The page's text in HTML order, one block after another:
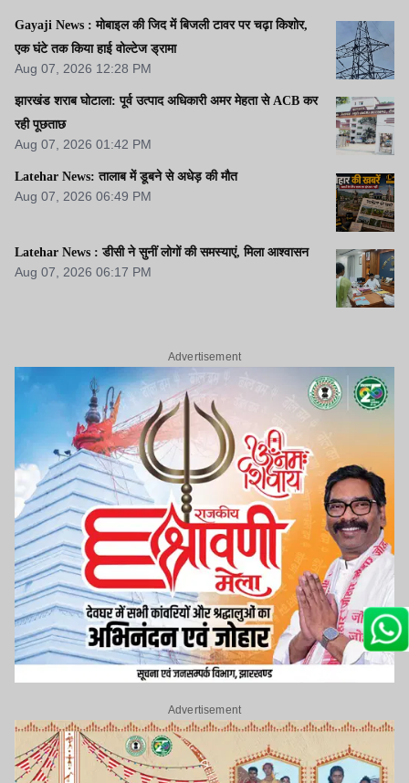
Gayaji News : मोबाइल की जिद में बिजली टावर पर चढ़ा किशोर,
एक घंटे तक किया हाई वोल्टेज ड्रामा
Aug 07, 2026 12:28 PM
झारखंड शराब घोटाला: पूर्व उत्पाद अधिकारी अमर मेहता से ACB कर
रही पूछताछ
Aug 07, 2026 01:42 PM
Latehar News: तालाब में डूबने से अधेड़ की मौत
Aug 07, 2026 06:49 PM
Latehar News : डीसी ने सुनीं लोगों की समस्याएं, मिला आश्वासन
Aug 07, 2026 06:17 PM
Advertisement
Advertisement